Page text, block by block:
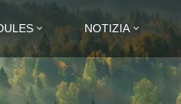
NOTIZIA